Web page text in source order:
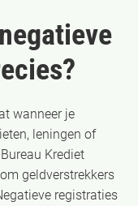
wanneer je
leningen of
Krediet
geldverstrekkers
registraties